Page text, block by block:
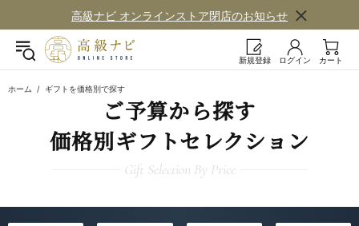
高級ナビ オンラインストア閉店の​お知らせ
新規登録 ログイン カート
ホーム ギフトを価格別で探す
ご予算から​探す
価格別ギフトセレクション
Gift Selection By Price